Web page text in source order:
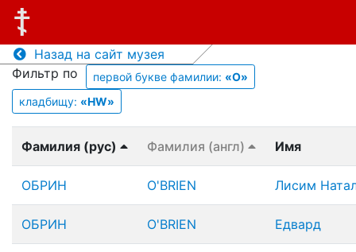
Назад на сайт музея
Фильтр по
первой букве фамилии: «О»
кладбищу: «HW»
Фамилия (рус) Фамилия (англ) Имя
ОБРИН O'BRIEN Лисим
ОБРИН O'BRIEN Едвард